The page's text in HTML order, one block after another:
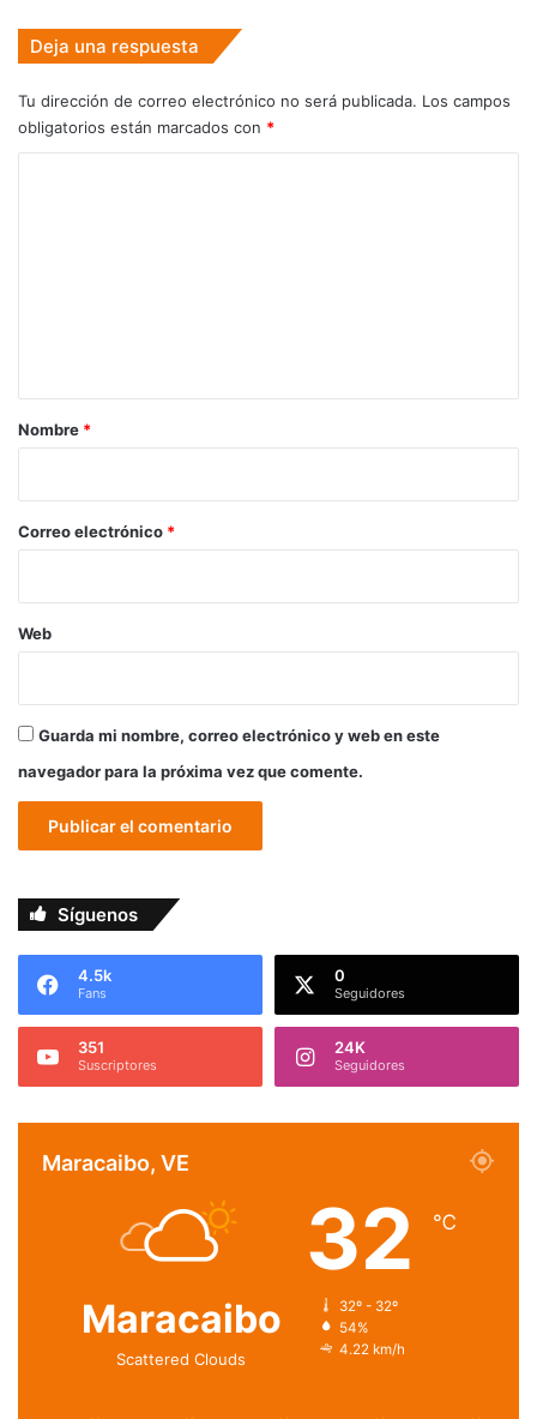
Deja una respuesta
Tu dirección de correo electrónico no será publicada. Los campos
obligatorios están marcados con *
r
*
Nombre *
Correo electrónico *
Web
Guarda mi nombre, correo electrónico y web en este
navegador para la próxima vez que comente.
Síguenos
4.5k
Fans
0
Seguidores
351
Suscriptores
24K
Seguidores
Maracaibo, VE
Maracaibo
Scattered Clouds
32 ℃
32º - 32º
54%
4.22 km/h